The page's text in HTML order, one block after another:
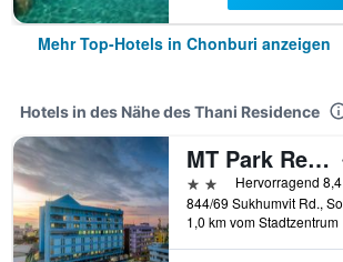
Mehr Top-Hotels in Chonburi anzeigen
Hotels in des Nähe des Thani Residence
MT Park Residence
2 SterneHervorragend 8,4
1,0 km vom Stadtzentrum